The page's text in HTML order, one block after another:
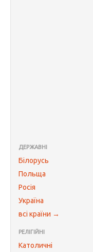
ДЕРЖАВНІ
Білорусь
Польща
Росія
Україна
всі країни →
РЕЛІГІЙНІ
Католичні